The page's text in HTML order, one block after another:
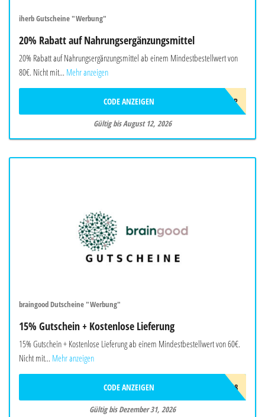
iherb Gutscheine "Werbung"
20% Rabatt auf Nahrungsergänzungsmittel
20% Rabatt auf Nahrungsergänzungsmittel ab einem Mindestbestellwert von
80€. Nicht mit... Mehr anzeigen
AUG26EUSUPP
CODE ANZEIGEN
Gültig bis August 12, 2026
braingood Dutscheine "Werbung"
15% Gutschein + Kostenlose Lieferung
15% Gutschein + Kostenlose Lieferung ab einem Mindestbestellwert von 60€.
Nicht mit... Mehr anzeigen
BRAW718
CODE ANZEIGEN
Gültig bis Dezember 31, 2026